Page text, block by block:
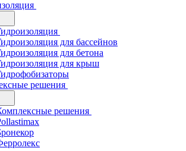
для бассейнов
для бетона
для крыш
решения
решения